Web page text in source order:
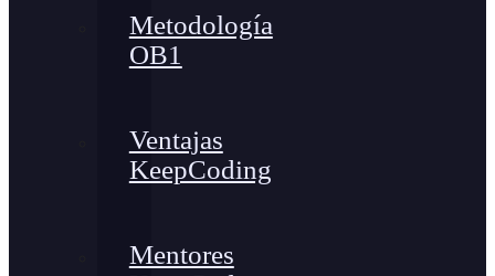
Metodología
OB1
Ventajas
KeepCoding
Mentores